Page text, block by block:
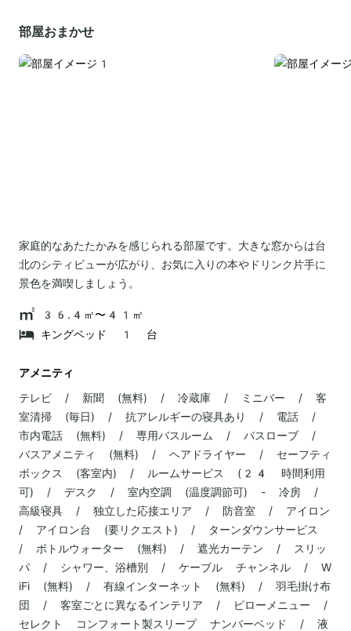
部屋おまかせ
家庭的なあたたかみを感じられる部屋です。大きな窓からは台
北のシティビューが広がり、お気に入りの本やドリンク片手に
景色を満喫しましょう。
36.4㎡〜41㎡
キングベッド 1 台
アメニティ
テレビ / 新聞 (無料) / 冷蔵庫 / ミニバー / 客
室清掃 (毎日) / 抗アレルギーの寝具あり / 電話 /
市内電話 (無料) / 専用バスルーム / バスローブ /
バスアメニティ (無料) / ヘアドライヤー / セーフティ
ボックス (客室内) / ルームサービス (24 時間利用
可) / デスク / 室内空調 (温度調節可) - 冷房 /
高級寝具 / 独立した応接エリア / 防音室 / アイロン
/ アイロン台 (要リクエスト) / ターンダウンサービス
/ ボトルウォーター (無料) / 遮光カーテン / スリッ
パ / シャワー、浴槽別 / ケーブル チャンネル / W
iFi (無料) / 有線インターネット (無料) / 羽毛掛け布
団 / 客室ごとに異なるインテリア / ピローメニュー /
セレクト コンフォート製スリープ ナンバーベッド / 液